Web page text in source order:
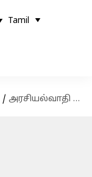
Tamil
/ அரசியல்வாதி மகனுடன் திருமணமா? நடிகை மேகா ஆகாஷின் தாய் விளக்கம்